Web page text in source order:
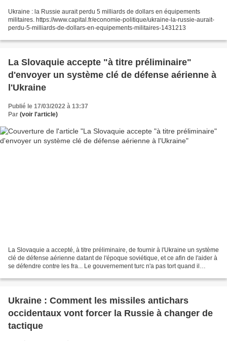
Ukraine : la Russie aurait perdu 5 milliards de dollars en équipements
militaires. https://www.capital.fr/economie-politique/ukraine-la-russie-aurait-
perdu-5-milliards-de-dollars-en-equipements-militaires-1431213
La Slovaquie accepte "à titre préliminaire"
d'envoyer un système clé de défense aérienne à
l'Ukraine
Publié le 17/03/2022 à 13:37
Par (voir l'article)
La Slovaquie a accepté, à titre préliminaire, de fournir à l'Ukraine un système
clé de défense aérienne datant de l'époque soviétique, et ce afin de l'aider à
se défendre contre les fra... Le gouvernement turc n'a pas tort quand il
Ukraine : Comment les missiles antichars
occidentaux vont forcer la Russie à changer de
tactique